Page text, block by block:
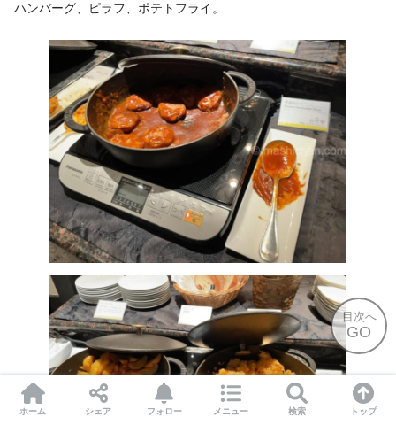
目次へ
GO
ハンバーグ、ピラフ、ポテトフライ。
ホーム シェア フォロー メニュー 検索 トップ